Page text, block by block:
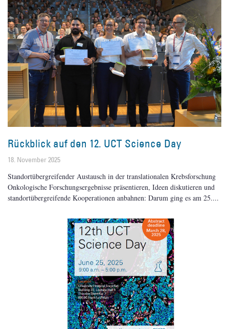
Rückblick auf den 12. UCT Science Day
18. November 2025
Standortübergreifender Austausch in der ­translationalen Krebsforschung
Onkologische Forschungsergebnisse präsentieren, Ideen diskutieren und
standortübergreifende Kooperationen anbahnen: Darum ging es am 25.